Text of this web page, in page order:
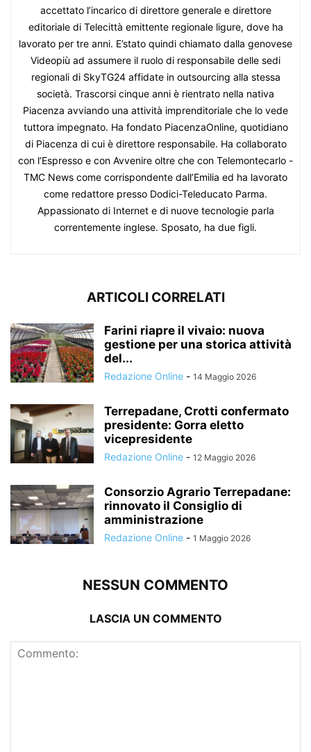
accettato l’incarico di direttore generale e direttore
editoriale di Telecittà emittente regionale ligure, dove ha
lavorato per tre anni. E’stato quindi chiamato dalla genovese
Videopiù ad assumere il ruolo di responsabile delle sedi
regionali di SkyTG24 affidate in outsourcing alla stessa
società. Trascorsi cinque anni è rientrato nella nativa
Piacenza avviando una attività imprenditoriale che lo vede
tuttora impegnato. Ha fondato PiacenzaOnline, quotidiano
di Piacenza di cui è direttore responsabile. Ha collaborato
con l’Espresso e con Avvenire oltre che con Telemontecarlo -
TMC News come corrispondente dall’Emilia ed ha lavorato
come redattore presso Dodici-Teleducato Parma.
Appassionato di Internet e di nuove tecnologie parla
correntemente inglese. Sposato, ha due figli.
ARTICOLI CORRELATI
Farini riapre il vivaio: nuova
gestione per una storica attività
del...
Redazione Online - 14 Maggio 2026
Terrepadane, Crotti confermato
presidente: Gorra eletto
vicepresidente
Redazione Online - 12 Maggio 2026
Consorzio Agrario Terrepadane:
rinnovato il Consiglio di
amministrazione
Redazione Online - 1 Maggio 2026
NESSUN COMMENTO
LASCIA UN COMMENTO